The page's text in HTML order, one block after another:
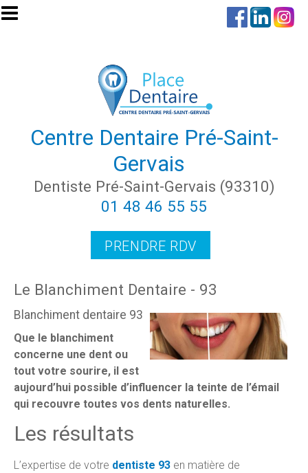
Aller au contenu principal
Centre Dentaire Pré-Saint-
Gervais
Dentiste Pré-Saint-Gervais (93310)
01 48 46 55 55
PRENDRE RDV
Le Blanchiment Dentaire - 93
Blanchiment dentaire 93
Que le blanchiment
concerne une dent ou
tout votre sourire, il est
aujourd’hui possible d’influencer la teinte de l’émail
qui recouvre toutes vos dents naturelles.
Les résultats
L’expertise de votre dentiste 93 en matière de